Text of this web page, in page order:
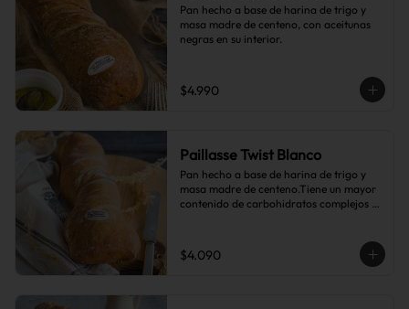
Pan hecho a base de harina de trigo y
masa madre de centeno, con aceitunas
negras en su interior.
$4.990
Paillasse Twist Blanco
Pan hecho a base de harina de trigo y
masa madre de centeno.Tiene un mayor
contenido de carbohidratos complejos
$4.090